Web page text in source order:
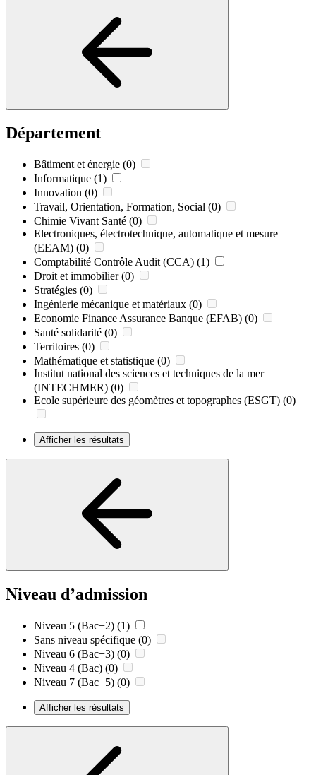
Département
Bâtiment et énergie (0)
Informatique (1)
Innovation (0)
Travail, Orientation, Formation, Social (0)
Chimie Vivant Santé (0)
Electroniques, électrotechnique, automatique et mesure
(EEAM) (0)
Comptabilité Contrôle Audit (CCA) (1)
Droit et immobilier (0)
Stratégies (0)
Ingénierie mécanique et matériaux (0)
Economie Finance Assurance Banque (EFAB) (0)
Santé solidarité (0)
Territoires (0)
Mathématique et statistique (0)
Institut national des sciences et techniques de la mer
(INTECHMER) (0)
Ecole supérieure des géomètres et topographes (ESGT) (0)
Afficher les résultats
Niveau d’admission
Niveau 5 (Bac+2) (1)
Sans niveau spécifique (0)
Niveau 6 (Bac+3) (0)
Niveau 4 (Bac) (0)
Niveau 7 (Bac+5) (0)
Afficher les résultats